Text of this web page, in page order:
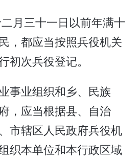
月三十一日以前年满十
，都应当按照兵役机关
初次兵役登记。
事业组织和乡、民族
，应当根据县、自治
市辖区人民政府兵役机
织本单位和本行政区域